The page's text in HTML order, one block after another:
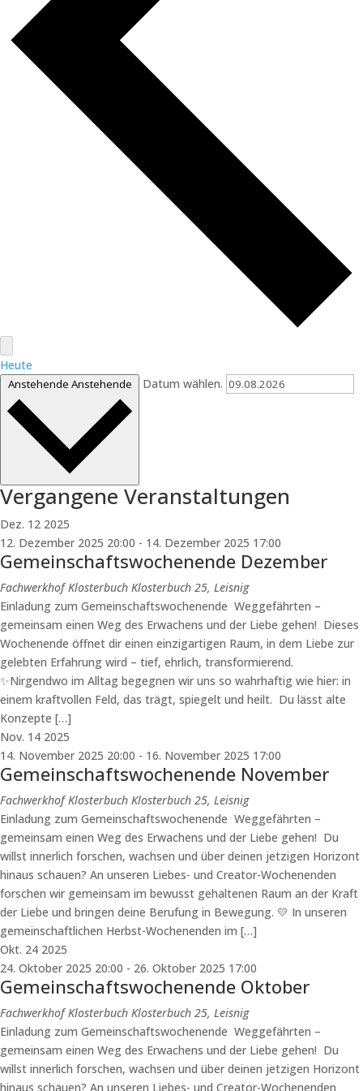
Heute
Anstehende Anstehende Datum wählen.
Vergangene Veranstaltungen
Dez. 12 2025
12. Dezember 2025 20:00 - 14. Dezember 2025 17:00
Gemeinschaftswochenende Dezember
Fachwerkhof Klosterbuch Klosterbuch 25, Leisnig
Einladung zum Gemeinschaftswochenende Weggefährten –
gemeinsam einen Weg des Erwachens und der Liebe gehen! Dieses
Wochenende öffnet dir einen einzigartigen Raum, in dem Liebe zur
gelebten Erfahrung wird – tief, ehrlich, transformierend.
✨Nirgendwo im Alltag begegnen wir uns so wahrhaftig wie hier: in
einem kraftvollen Feld, das trägt, spiegelt und heilt. Du lässt alte
Konzepte […]
Nov. 14 2025
14. November 2025 20:00 - 16. November 2025 17:00
Gemeinschaftswochenende November
Fachwerkhof Klosterbuch Klosterbuch 25, Leisnig
Einladung zum Gemeinschaftswochenende Weggefährten –
gemeinsam einen Weg des Erwachens und der Liebe gehen! Du
willst innerlich forschen, wachsen und über deinen jetzigen Horizont
hinaus schauen? An unseren Liebes- und Creator-Wochenenden
forschen wir gemeinsam im bewusst gehaltenen Raum an der Kraft
der Liebe und bringen deine Berufung in Bewegung. 💛 In unseren
gemeinschaftlichen Herbst-Wochenenden im […]
Okt. 24 2025
24. Oktober 2025 20:00 - 26. Oktober 2025 17:00
Gemeinschaftswochenende Oktober
Fachwerkhof Klosterbuch Klosterbuch 25, Leisnig
Einladung zum Gemeinschaftswochenende Weggefährten –
gemeinsam einen Weg des Erwachens und der Liebe gehen! Du
willst innerlich forschen, wachsen und über deinen jetzigen Horizont
hinaus schauen? An unseren Liebes- und Creator-Wochenenden